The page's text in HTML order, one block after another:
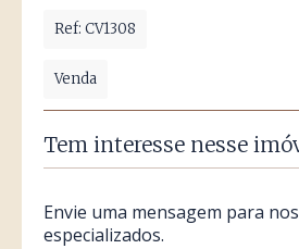
Ref: CV1308
Venda
Tem interesse nesse
Envie uma mensagem para
especializados.